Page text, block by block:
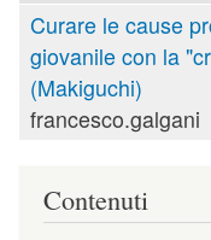
Curare le cause
giovanile con la
(Makiguchi)
francesco.galgani
Contenuti